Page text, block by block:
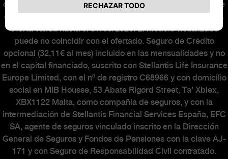
operación financiera. Al final del contrato podrá elegir entre
entregar su vehículo, o abonar o refinanciar la última cuota.
Oferta válida hasta el 31/08/2026. El modelo visualizado
puede no coincidir con el ofertado. Seguro de Crédito
opcional (32,11€ al mes) incluido en las mensualidades y no
en el capital financiado, suscrito con Stellantis Life Insurance
Europe Limited, con el nº de registro C68966 y con domicilio
social en MIB Housse, 53 Abate Rigord Street, Ta’ Xbiex,
XBX1122 Malta, como compañía de seguros, y con la
intermediación de Stellantis Financial Services España, EFC
SA, agente de seguros vinculado inscrito en la Dirección
General de Seguros y Fondos de Pensiones con la clave AJ-
171 y con Seguro de Responsabilidad Civil contratado.